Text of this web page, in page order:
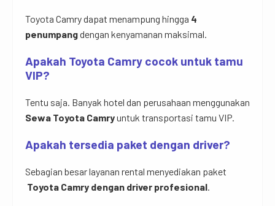
Toyota Camry dapat menampung hingga 4
penumpangdengan kenyamanan maksimal.
Apakah Toyota Camry cocok untuk tamu
VIP?
Tentu saja. Banyak hotel dan perusahaan menggunakan
Sewa Toyota Camryuntuk transportasi tamu VIP.
Apakah tersedia paket dengan driver?
Sebagian besar layanan rental menyediakan paket
Toyota Camry dengan driver profesional.